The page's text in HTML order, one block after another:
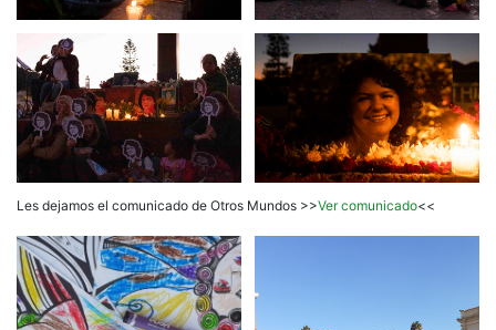
Les dejamos el comunicado de Otros Mundos >>Ver comunicado<<